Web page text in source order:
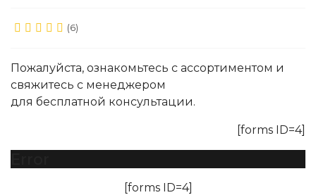
(6)
Пожалуйста, ознакомьтесь с ассортиментом и
свяжитесь с менеджером
для бесплатной консультации.
[forms ID=4]
[forms ID=4]